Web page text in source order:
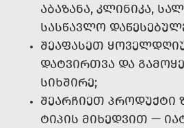
ᲐᲑᲐᲖᲐᲜᲐ, ᲙᲚᲘᲜᲘᲙᲐ,
ᲡᲐᲡᲬᲐᲕᲚᲝ
ᲨᲔᲐᲤᲐᲡᲔᲗ
ᲓᲐᲢᲕᲘᲠᲗᲕᲐ ᲓᲐ
ᲡᲘᲮᲨᲘᲠᲔ;
ᲨᲔᲐᲠᲩᲘᲔᲗ ᲞᲠᲝᲓᲣᲥᲢᲘ
ᲢᲘᲞᲘᲡ ᲛᲘᲮᲔᲓᲕᲘᲗ —